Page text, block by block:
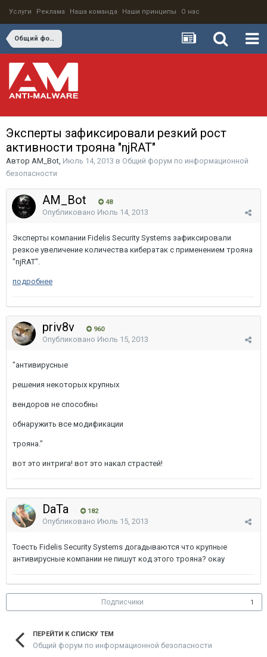
Услуги Реклама Наша команда Наши принципы О нас
Общий форум по информационной безопасности
Эксперты зафиксировали резкий рост
активности трояна "njRAT"
Автор AM_Bot, Июль 14, 2013 в Общий форум по информационной
безопасности
AM_Bot 48
Опубликовано Июль 14, 2013
Эксперты компании Fidelis Security Systems зафиксировали
резкое увеличение количества кибератак с применением трояна
"njRAT".
подробнее
priv8v 960
Опубликовано Июль 15, 2013
"антивирусные
решения некоторых крупных
вендоров не способны
обнаружить все модификации
трояна."
вот это интрига! вот это накал страстей!
DaTa 182
Опубликовано Июль 15, 2013
Тоесть Fidelis Security Systems догадываются что крупные
антивирусные компании не пишут код этого трояна? окау
Подписчики 1
ПЕРЕЙТИ К СПИСКУ ТЕМ
Общий форум по информационной безопасности